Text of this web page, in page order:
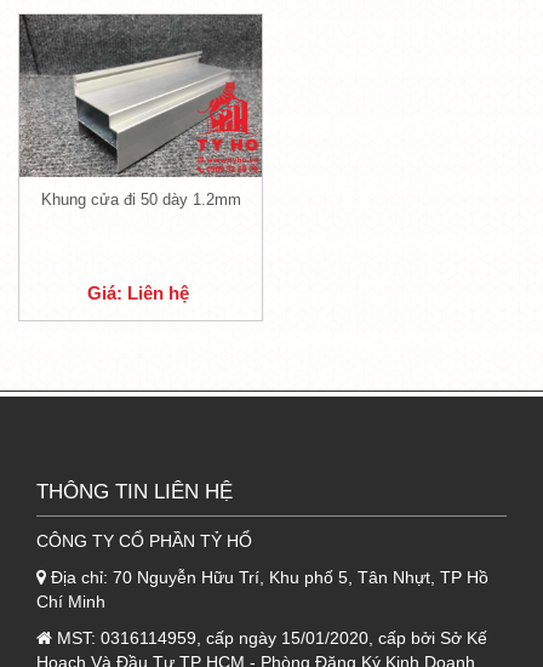
Email:info@tyho.vn
TỶ HỔ XIN CHÂN THÀNH CẢM ƠN QUÝ
KHÁCH HÀNG ĐÃ TIN DÙNG.
TỶ HỔ KÍNH CHÚC QUÝ VỊ MỘT NGÀY TRÀN
ĐẦY NĂNG LƯỢNG!
Khung cửa đi 50 dày 1.2mm
Giá: Liên hệ
THÔNG TIN LIÊN HỆ
CÔNG TY CỔ PHẦN TỶ HỔ
Địa chỉ: 70 Nguyễn Hữu Trí, Khu phố 5, Tân Nhựt, TP Hồ
Chí Minh
MST: 0316114959, cấp ngày 15/01/2020, cấp bởi Sở Kế
Hoạch Và Đầu Tư TP HCM - Phòng Đăng Ký Kinh Doanh